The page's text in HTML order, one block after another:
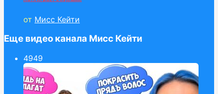
от Мисс Кейти
Еще видео канала Мисс Кейти
4949